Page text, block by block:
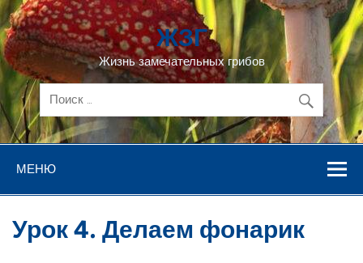
Перейти
к
содержимому
ЖЗГ
Жизнь замечательных грибов
МЕНЮ
Урок 4. Делаем фонарик